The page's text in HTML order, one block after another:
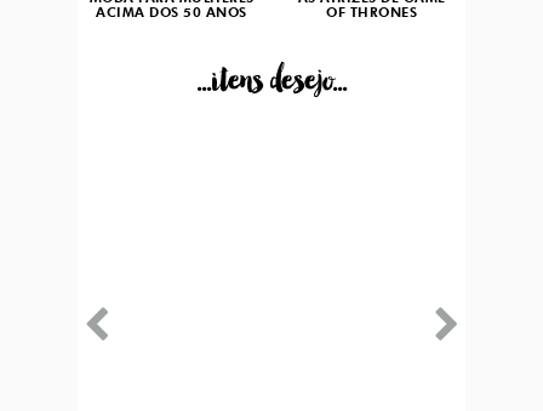
ACIMA DOS 50 ANOS
OF THRONES
...itens desejo...